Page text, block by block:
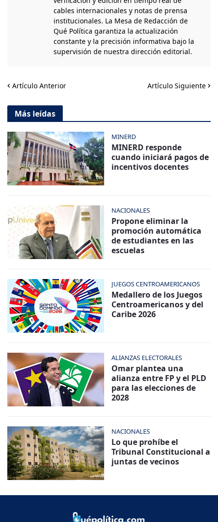
cables internacionales y notas de prensa
institucionales. La Mesa de Redacción de
Qué Política garantiza la actualización
constante y la precisión informativa bajo la
supervisión de nuestra dirección editorial.
Artículo Anterior Artículo Siguiente
Más leídas
MINERD
MINERD responde
cuando iniciará pagos de
incentivos docentes
NACIONALES
Propone eliminar la
promoción automática
de estudiantes en las
escuelas
JUEGOS CENTROAMERICANOS
Medallero de los Juegos
Centroamericanos y del
Caribe 2026
ALIANZAS ELECTORALES
Omar plantea una
alianza entre FP y el PLD
para las elecciones de
2028
NACIONALES
Lo que prohíbe el
Tribunal Constitucional a
juntas de vecinos